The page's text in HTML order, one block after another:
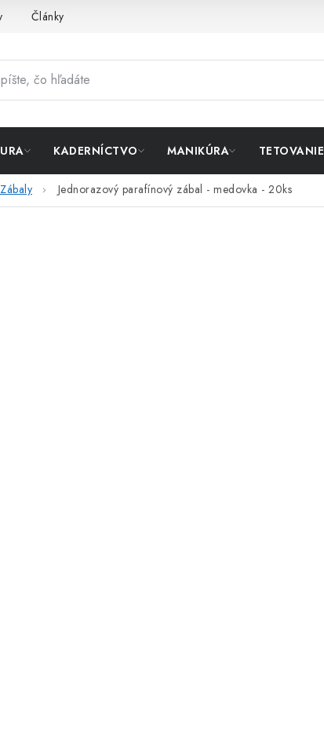
Články
KADERNÍCTVO MANIKÚRA TETOVANIE
Zábaly Jednorazový parafínový zábal - medovka - 20ks